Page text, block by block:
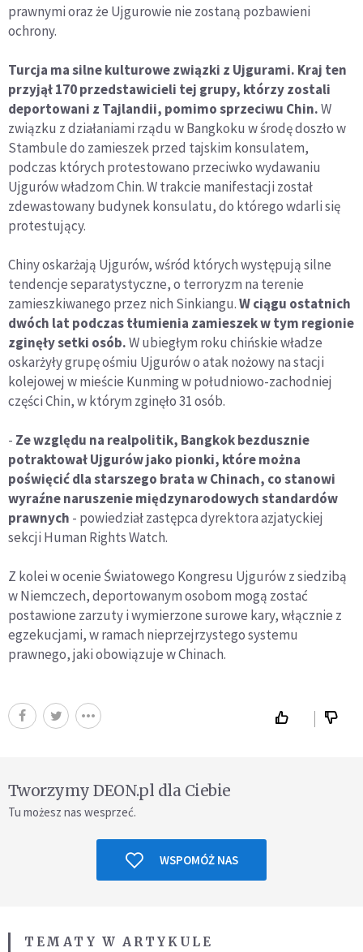
prawnymi oraz że Ujgurowie nie zostaną pozbawieni
ochrony.
Turcja ma silne kulturowe związki z Ujgurami. Kraj ten
przyjął 170 przedstawicieli tej grupy, którzy zostali
deportowani z Tajlandii, pomimo sprzeciwu Chin.W
związku z działaniami rządu w Bangkoku w środę doszło w
Stambule do zamieszek przed tajskim konsulatem,
podczas których protestowano przeciwko wydawaniu
Ujgurów władzom Chin. W trakcie manifestacji został
zdewastowany budynek konsulatu, do którego wdarli się
protestujący.
Chiny oskarżają Ujgurów, wśród których występują silne
tendencje separatystyczne, o terroryzm na terenie
zamieszkiwanego przez nich Sinkiangu.W ciągu ostatnich
dwóch lat podczas tłumienia zamieszek w tym regionie
zginęły setki osób.W ubiegłym roku chińskie władze
oskarżyły grupę ośmiu Ujgurów o atak nożowy na stacji
kolejowej w mieście Kunming w południowo-zachodniej
części Chin, w którym zginęło 31 osób.
- Ze względu na realpolitik, Bangkok bezdusznie
potraktował Ujgurów jako pionki, które można
poświęcić dla starszego brata w Chinach, co stanowi
wyraźne naruszenie międzynarodowych standardów
prawnych - powiedział zastępca dyrektora azjatyckiej
sekcji Human Rights Watch.
Z kolei w ocenie Światowego Kongresu Ujgurów z siedzibą
w Niemczech, deportowanym osobom mogą zostać
postawione zarzuty i wymierzone surowe kary, włącznie z
egzekucjami, w ramach nieprzejrzystego systemu
prawnego, jaki obowiązuje w Chinach.
Tworzymy DEON.pl dla Ciebie
Tu możesz nas wesprzeć.
WSPOMÓŻ NAS
TEMATY W ARTYKULE